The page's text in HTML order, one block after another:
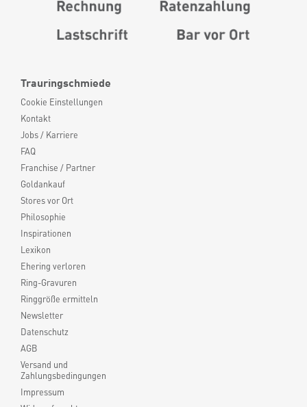
Trauringschmiede
Cookie Einstellungen
Kontakt
Jobs / Karriere
FAQ
Franchise / Partner
Goldankauf
Stores vor Ort
Philosophie
Inspirationen
Lexikon
Ehering verloren
Ring-Gravuren
Ringgröße ermitteln
Newsletter
Datenschutz
AGB
Versand und
Zahlungsbedingungen
Impressum